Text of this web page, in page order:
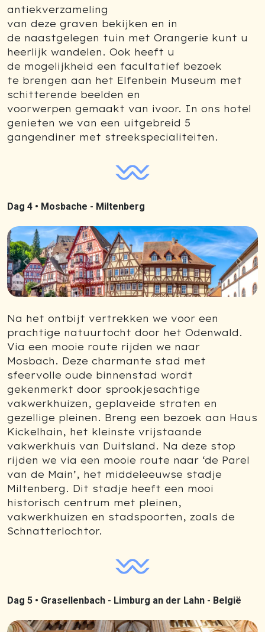
antiekverzameling
van deze graven bekijken en in
de naastgelegen tuin met Orangerie kunt u
heerlijk wandelen. Ook heeft u
de mogelijkheid een facultatief bezoek
te brengen aan het Elfenbein Museum met
schitterende beelden en
voorwerpen gemaakt van ivoor. In ons hotel
genieten we van een uitgebreid 5
gangendiner met streekspecialiteiten.
Dag 4 • Mosbache - Miltenberg
Previous Next
Na het ontbijt vertrekken we voor een
prachtige natuurtocht door het Odenwald.
Via een mooie route rijden we naar
Mosbach. Deze charmante stad met
sfeervolle oude binnenstad wordt
gekenmerkt door sprookjesachtige
vakwerkhuizen, geplaveide straten en
gezellige pleinen. Breng een bezoek aan Haus
Kickelhain, het kleinste vrijstaande
vakwerkhuis van Duitsland. Na deze stop
rijden we via een mooie route naar ‘de Parel
van de Main’, het middeleeuwse stadje
Miltenberg. Dit stadje heeft een mooi
historisch centrum met pleinen,
vakwerkhuizen en stadspoorten, zoals de
Schnatterlochtor.
Dag 5 • Grasellenbach - Limburg an der Lahn - België